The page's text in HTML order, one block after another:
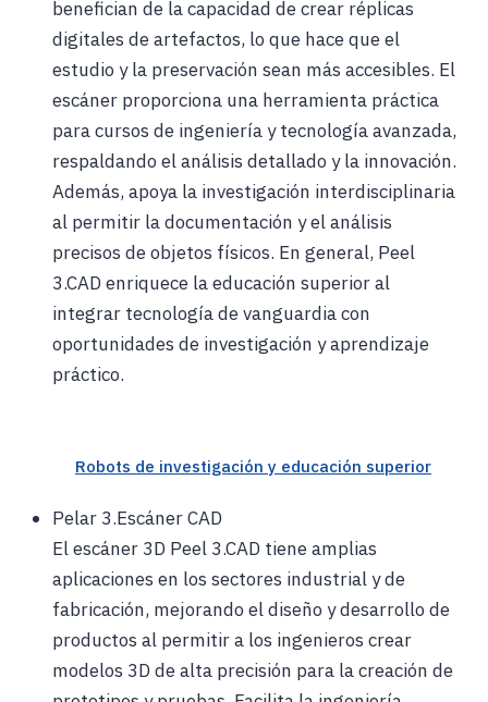
benefician de la capacidad de crear réplicas
digitales de artefactos, lo que hace que el
estudio y la preservación sean más accesibles. El
escáner proporciona una herramienta práctica
para cursos de ingeniería y tecnología avanzada,
respaldando el análisis detallado y la innovación.
Además, apoya la investigación interdisciplinaria
al permitir la documentación y el análisis
precisos de objetos físicos. En general, Peel
3.CAD enriquece la educación superior al
integrar tecnología de vanguardia con
oportunidades de investigación y aprendizaje
práctico.
Robots de investigación y educación superior
Pelar 3.Escáner CAD
El escáner 3D Peel 3.CAD tiene amplias
aplicaciones en los sectores industrial y de
fabricación, mejorando el diseño y desarrollo de
productos al permitir a los ingenieros crear
modelos 3D de alta precisión para la creación de